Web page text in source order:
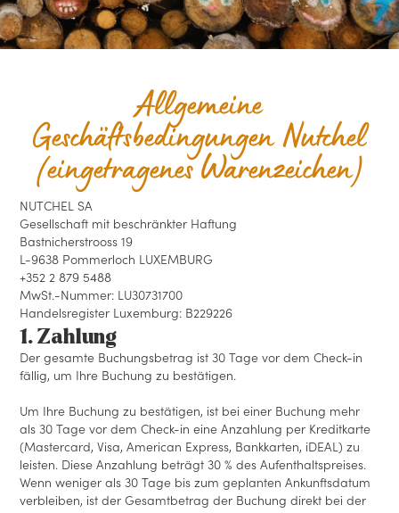
Allgemeine
Geschäftsbedingungen Nutchel
(eingetragenes Warenzeichen)
NUTCHEL SA
Gesellschaft mit beschränkter Haftung
Bastnicherstrooss 19
L-9638 Pommerloch LUXEMBURG
+352 2 879 5488
MwSt.-Nummer: LU30731700
Handelsregister Luxemburg: B229226
1. Zahlung
Der gesamte Buchungsbetrag ist 30 Tage vor dem Check-in
fällig, um Ihre Buchung zu bestätigen.
Um Ihre Buchung zu bestätigen, ist bei einer Buchung mehr
als 30 Tage vor dem Check-in eine Anzahlung per Kreditkarte
(Mastercard, Visa, American Express, Bankkarten, iDEAL) zu
leisten. Diese Anzahlung beträgt 30 % des Aufenthaltspreises.
Wenn weniger als 30 Tage bis zum geplanten Ankunftsdatum
verbleiben, ist der Gesamtbetrag der Buchung direkt bei der